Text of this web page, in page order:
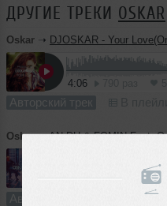
ДРУГИЕ ТРЕКИ OSKAR
Oskar ➝ DJOSKAR - Your
4:06
Авторский трек
Oskar ➝AN.DU & FOMIN Feat. Osha - All
Авторский трек В